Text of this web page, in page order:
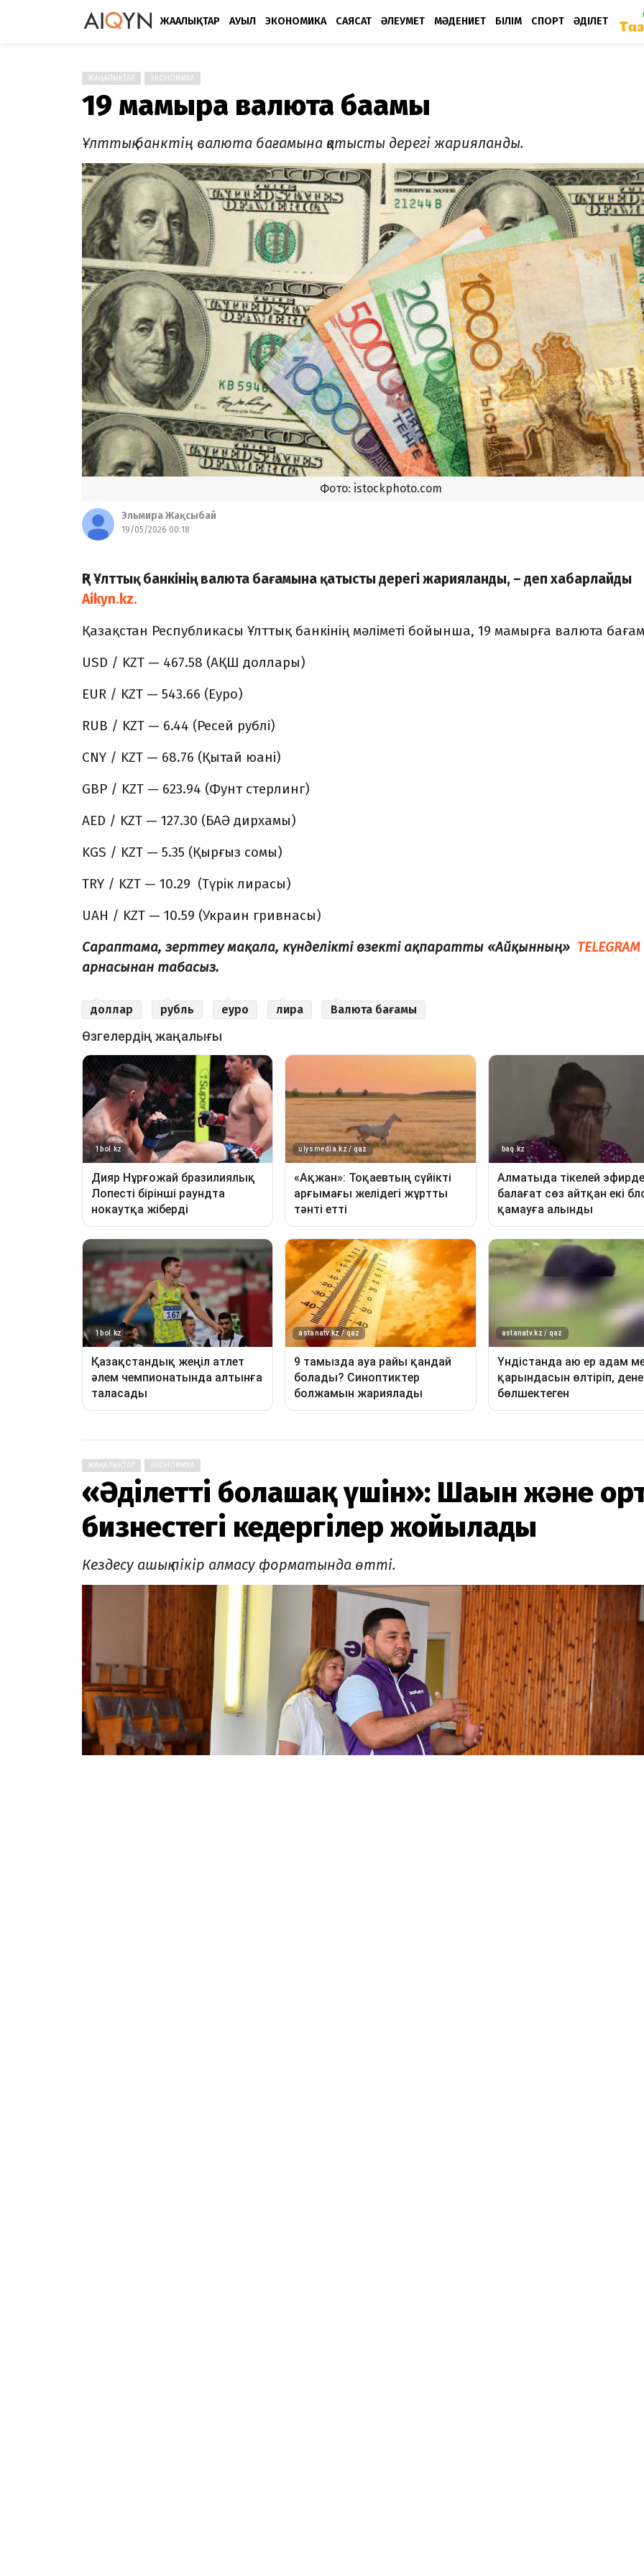
ЖАҢАЛЫҚТАР АУЫЛ ЭКОНОМИКА САЯСАТ ӘЛЕУМЕТ МӘДЕНИЕТ БІЛІМ СПОРТ ӘДІЛЕТ
ЖАҢАЛЫҚТАР ЭКОНОМИКА
19 мамырға валюта бағамы
Ұлттық банктің валюта бағамына қатысты дерегі жарияланды.
Фото: istockphoto.com
Эльмира Жақсыбай
19/05/2026 00:18
ҚР Ұлттық банкінің валюта бағамына қатысты дерегі жарияланды, – деп хабарлайды
Aikyn.kz.
Қазақстан Республикасы Ұлттық банкінің мәліметі бойынша, 19 мамырға валюта
USD / KZT — 467.58 (АҚШ доллары)
EUR / KZT — 543.66 (Еуро)
RUB / KZT — 6.44 (Ресей рублі)
CNY / KZT — 68.76 (Қытай юані)
GBP / KZT — 623.94 (Фунт стерлинг)
AED / KZT — 127.30 (БАӘ дирхамы)
KGS / KZT — 5.35 (Қырғыз сомы)
TRY / KZT — 10.29 (Түрік лирасы)
UAH / KZT — 10.59 (Украин гривнаcы)
Сараптама, зерттеу мақала, күнделікті өзекті ақпаратты «Айқынның» TELEGRAM
арнасынан табасыз.
доллар рубль еуро лира Валюта бағамы
ЖАҢАЛЫҚТАР ЭКОНОМИКА
«Әділетті болашақ үшін»: Шағын және
бизнестегі кедергілер жойылады
Кездесу ашық пікір алмасу форматында өтті.